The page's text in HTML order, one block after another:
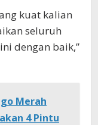
kuat kalian
seluruh
dengan baik,”
Merah
4 Pintu